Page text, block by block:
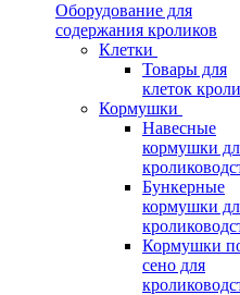
Оборудование для
содержания кроликов
Клетки
Товары для
клеток
Кормушки
Навесные
кормушки
Бункерные
кормушки
Кормушки
сено для